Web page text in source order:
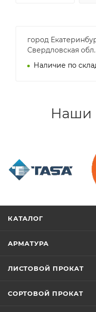
город
Свердловская обл.
Наличие по
Наши
КАТАЛОГ
АРМАТУРА
ЛИСТОВОЙ ПРОКАТ
СОРТОВОЙ ПРОКАТ